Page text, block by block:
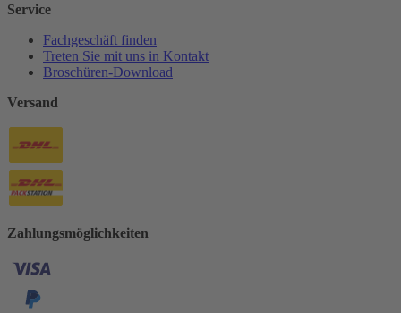
Service
Fachgeschäft finden
Treten Sie mit uns in Kontakt
Broschüren-Download
Versand
Zahlungsmöglichkeiten